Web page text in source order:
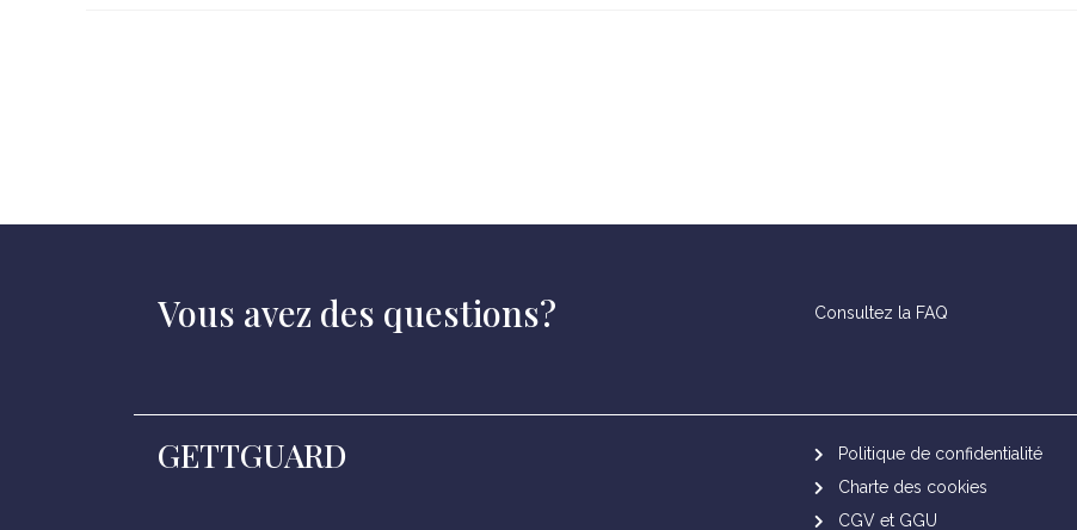
Vous avez des questions? Consultez la FAQ
GETTGUARD
Politique de confidentialité
Charte des cookies
CGV et GGU